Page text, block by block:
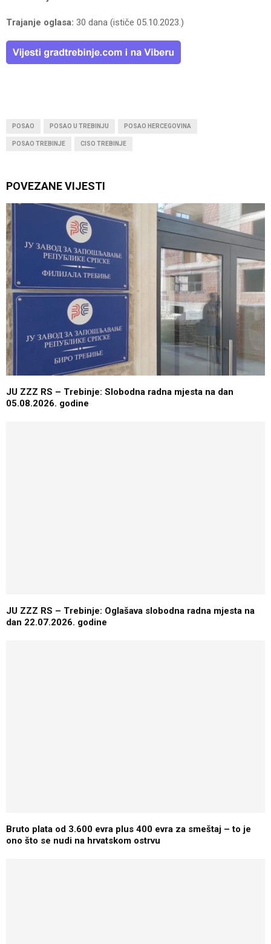
Trajanje oglasa: 30 dana (ističe 05.10.2023.)
POSAO POSAO U TREBINJU POSAO HERCEGOVINA
POSAO TREBINJE CISO TREBINJE
POVEZANE VIJESTI
JU ZZZ RS – Trebinje: Slobodna radna mjesta na dan
05.08.2026. godine
JU ZZZ RS – Trebinje: Oglašava slobodna radna mjesta na
dan 22.07.2026. godine
Bruto plata od 3.600 evra plus 400 evra za smeštaj – to je
ono što se nudi na hrvatskom ostrvu